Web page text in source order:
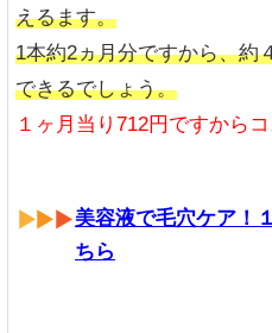
えるます。
1本約2ヵ月分ですから、約
できるでしょう。
１ヶ月当り712円ですから
美容液で毛穴ケア！
ちら